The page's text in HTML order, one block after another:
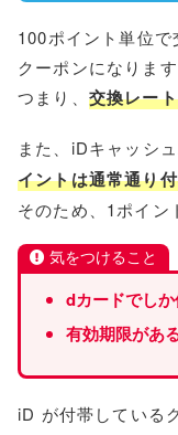
100ポイント単位
クーポンになります
つまり、 交換レー
また、iDキャッシ
イントは通常通り
そのため、1ポイン
気をつけること
dカードでし
有効期限があ
iD が付帯している